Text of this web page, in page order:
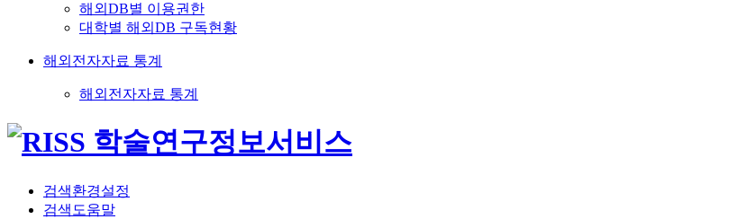
해외DB별 이용권한
대학별 해외DB 구독현황
해외전자자료 통계
해외전자자료 통계
검색환경설정
검색도움말